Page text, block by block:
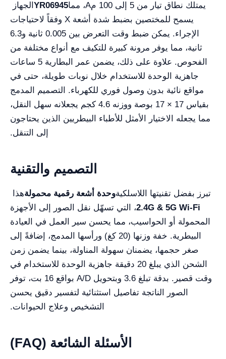
الجهاز YR06945يمتلك نطاق تيار من 5 إلى 100 مA، مما
يسمح للمختصين بضبط شدة أشعة X وفقاً لاحتياجات
الإجراء. يمكن ضبط وقت التعرض بين 0.005 ثانية و6.3
ثانية، مما يوفر مرونة كبيرة للتكيف مع أنواع مختلفة من
الفحوص. علاوة على ذلك، يضمن عمر البطارية 5 ساعات
جاهزية الوحدة للاستخدام خلال نوبات طويلة، حتى في
مواقع نائية بدون وصول فوري للكهرباء. التصميم المدمج
بقياس 17 × 17 بوصة ووزنه 4.6 كجم يجعلانه سهل النقل،
مما يجعله الاختيار الأمثل للأطباء البيطريين الذين يحتاجون
إلى التنقل.
التصميم والتقنية
هذاوحدة أشعة رقمية محمولةتبرز بفضل تقنيتها اللاسلكية
2.4G & 5G Wi-Fi، التي تسهّل نقل الصور إلى الأجهزة
المحمولة أو الحواسيب، مما يحسن سير العمل في العيادة
البيطرية. خفة وزنها (20 كغ) ورأسها المدمج، إضافةً إلى
صغر حجمها، يضمنان سهولة المناولة، بينما يضمن زمن
الشحن الذي يبلغ 20 دقيقة جاهزية الوحدة للاستخدام في
وقت قصير. بدقة تبلغ 3.6 وبتحويل A/D بواقع 16 بت، توفر
الصور الناتجة تفاصيل استثنائية لتفسير دقيق يحسن
التشخيص وعلاج الحيوانات.
الأسئلة الشائعة (FAQ)